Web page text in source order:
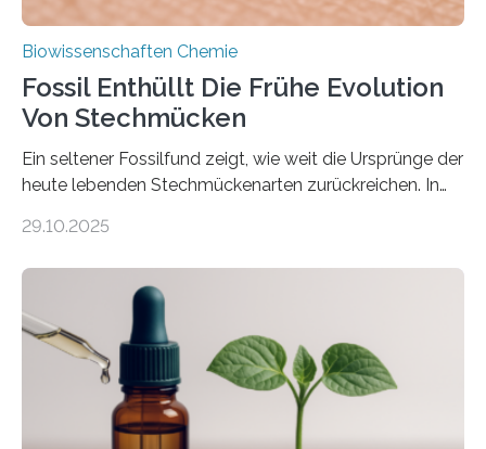
Biowissenschaften Chemie
Fossil Enthüllt Die Frühe Evolution
Von Stechmücken
Ein seltener Fossilfund zeigt, wie weit die Ursprünge der
heute lebenden Stechmückenarten zurückreichen. In
Forschende die bisher älteste bekannte Stechmücken-
Region Kachin in Myanmar und hat sich in
ausgezeichnetem Zustand erhalten. Es konnte als neue
Art einer neuen Gattung beschrieben werden und trägt
nun den Namen Cretosabethes primaevus. Dieser erste
fossile Nachweis einer Stechmückenlarve in Bernstein
stellt gleichzeitig den ersten Fossilfund einer
Mückenlarve aus dem Mesozoikum dar, denn…
29.10.2025